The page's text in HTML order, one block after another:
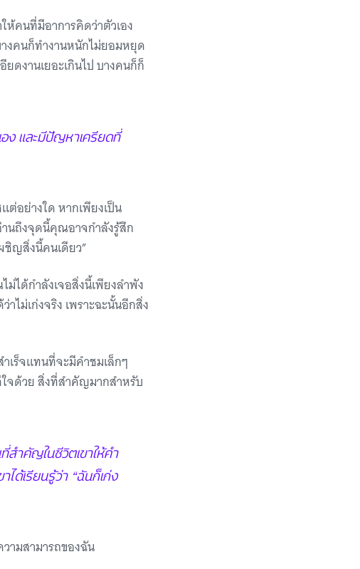
ห้คนที่มีอาการคิดว่าตัวเอง
งคนก็ทำงานหนักไม่ยอมหยุด
ดงานเยอะเกินไป บางคนก็ก็
ง และมีปัญหาเครียดที่
ต่อย่างใด หากเพียงเป็น
นถึงจุดนี้คุณอาจกำลังรู้สึก
ชิญสิ่งนี้คนเดียว”
ได้กำลังเจอสิ่งนี้เพียงลำพัง
ไม่เก่งจริง เพราะฉะนั้นอีกสิ่ง
เร็จแทนที่จะมีคำชมเล็กๆ
ใจด้วย สิ่งที่สำคัญมากสำหรับ
ำคัญในชีวิตเขาให้คำ
ด้เรียนรู้ว่า “ฉันก็เก่ง
ามสามารถของฉัน